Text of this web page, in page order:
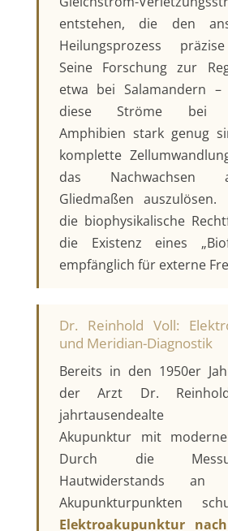
entstehen, die den
Heilungsprozess
Seine Forschung zur
etwa bei Salamandern –
diese Ströme bei
Amphibien stark genug
komplette
das Nachwachsen
Gliedmaßen
die biophysikalische
die Existenz eines
empfänglich für externe
Dr. Reinhold Voll:
und Meridian-Diagnostik
Bereits in den 1950er
der Arzt Dr.
jahrtausendealte
Akupunktur mit
Durch die
Hautwiderstands an
Akupunkturpunkten
Elektroakupunktur